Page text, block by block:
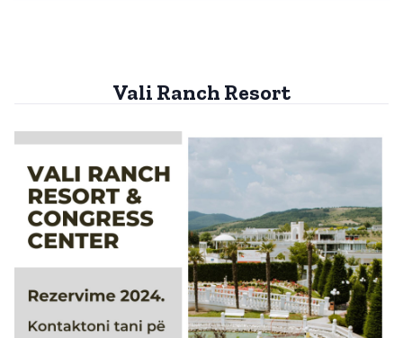
Vali Ranch Resort